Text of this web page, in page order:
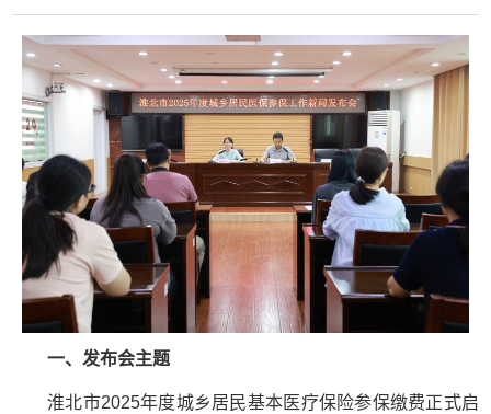
一、发布会主题
淮北市2025年度城乡居民基本医疗保险参保缴费正式启